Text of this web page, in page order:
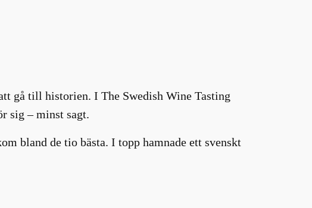
gå till historien. I The Swedish Wine Tasting
sig – minst sagt.
bland de tio bästa. I topp hamnade ett svenskt